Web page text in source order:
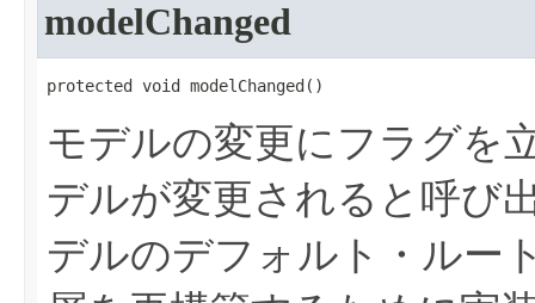
modelChanged
protected void modelChanged​()
モデルの変更にフラグを
デルが変更されると呼び
デルのデフォルト・ルー